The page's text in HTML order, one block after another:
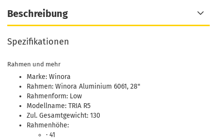
Beschreibung
Spezifikationen
Rahmen und mehr
Marke: Winora
Rahmen: Winora Aluminium 6061, 28"
Rahmenform: Low
Modellname: TRIA R5
Zul. Gesamtgewicht: 130
Rahmenhöhe:
· 41